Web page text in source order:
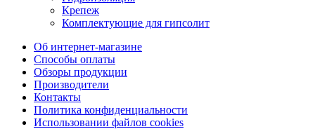
Крепеж
Комплектующие для гипсолит
Об интернет-магазине
Способы оплаты
Обзоры продукции
Производители
Контакты
Политика конфиденциальности
Использовании файлов cookies